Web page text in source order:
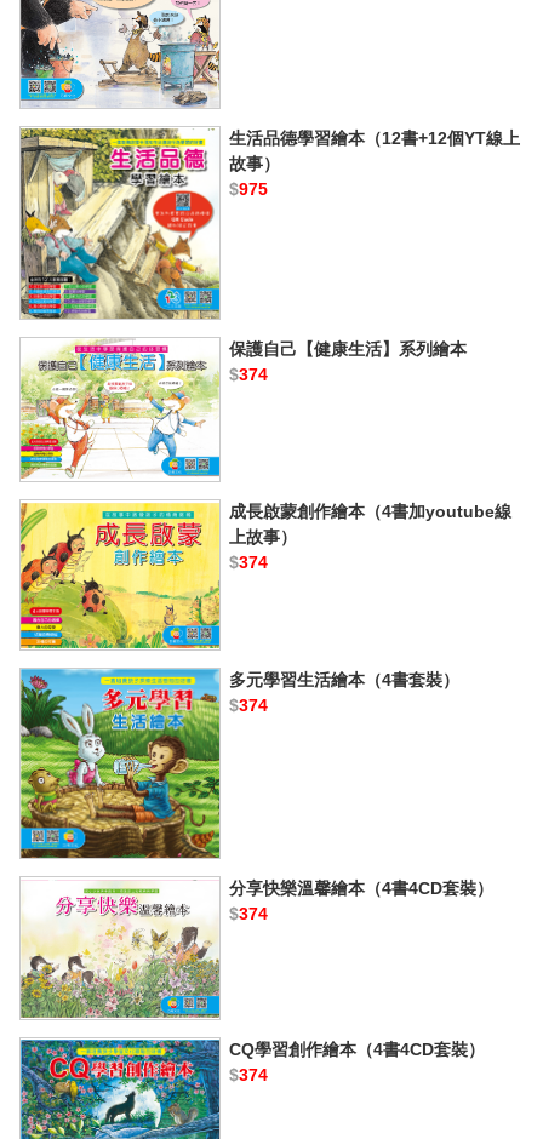
生活品德學習繪本（12書+12個YT線上
故事）
$975
保護自己【健康生活】系列繪本
$374
成長啟蒙創作繪本（4書加youtube線
上故事）
$374
多元學習生活繪本（4書套裝）
$374
分享快樂溫馨繪本（4書4CD套裝）
$374
CQ學習創作繪本（4書4CD套裝）
$374